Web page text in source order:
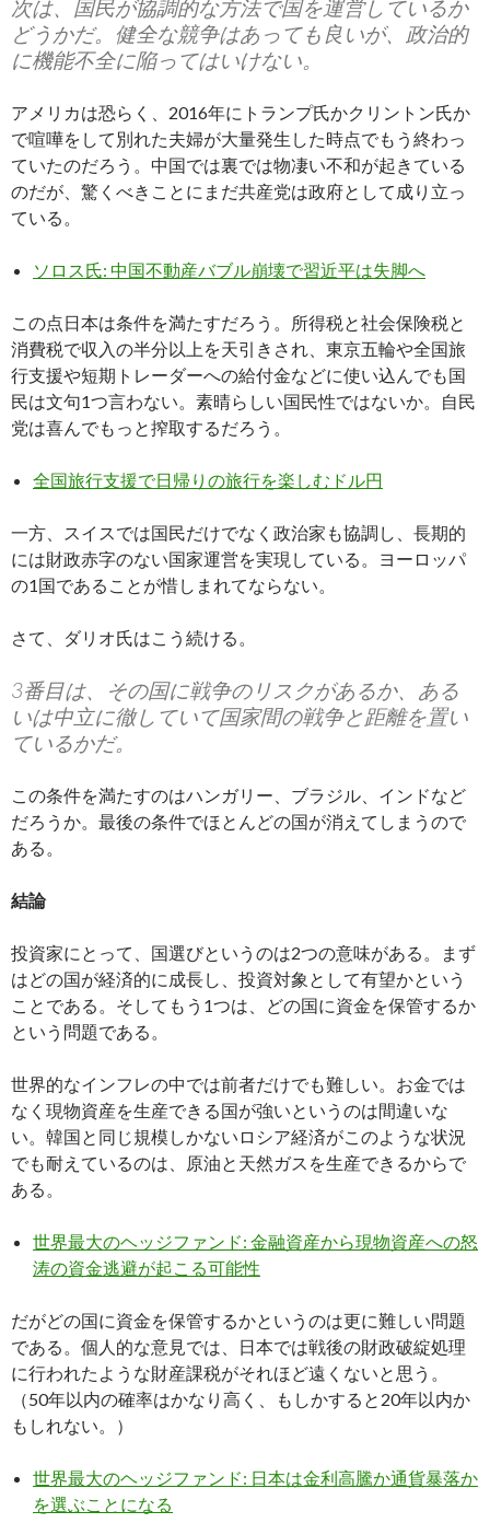
次は、国民が協調的な方法で国を運営しているか
どうかだ。健全な競争はあっても良いが、政治的
に機能不全に陥ってはいけない。
アメリカは恐らく、2016年にトランプ氏かクリントン氏か
で喧嘩をして別れた夫婦が大量発生した時点でもう終わっ
ていたのだろう。中国では裏では物凄い不和が起きている
のだが、驚くべきことにまだ共産党は政府として成り立っ
ている。
ソロス氏: 中国不動産バブル崩壊で習近平は失脚へ
この点日本は条件を満たすだろう。所得税と社会保険税と
消費税で収入の半分以上を天引きされ、東京五輪や全国旅
行支援や短期トレーダーへの給付金などに使い込んでも国
民は文句1つ言わない。素晴らしい国民性ではないか。自民
党は喜んでもっと搾取するだろう。
全国旅行支援で日帰りの旅行を楽しむドル円
一方、スイスでは国民だけでなく政治家も協調し、長期的
には財政赤字のない国家運営を実現している。ヨーロッパ
の1国であることが惜しまれてならない。
さて、ダリオ氏はこう続ける。
3番目は、その国に戦争のリスクがあるか、ある
いは中立に徹していて国家間の戦争と距離を置い
ているかだ。
この条件を満たすのはハンガリー、ブラジル、インドなど
だろうか。最後の条件でほとんどの国が消えてしまうので
ある。
結論
投資家にとって、国選びというのは2つの意味がある。まず
はどの国が経済的に成長し、投資対象として有望かという
ことである。そしてもう1つは、どの国に資金を保管するか
という問題である。
世界的なインフレの中では前者だけでも難しい。お金では
なく現物資産を生産できる国が強いというのは間違いな
い。韓国と同じ規模しかないロシア経済がこのような状況
でも耐えているのは、原油と天然ガスを生産できるからで
ある。
世界最大のヘッジファンド: 金融資産から現物資産への怒
涛の資金逃避が起こる可能性
だがどの国に資金を保管するかというのは更に難しい問題
である。個人的な意見では、日本では戦後の財政破綻処理
に行われたような財産課税がそれほど遠くないと思う。
（50年以内の確率はかなり高く、もしかすると20年以内か
もしれない。）
世界最大のヘッジファンド: 日本は金利高騰か通貨暴落か
を選ぶことになる